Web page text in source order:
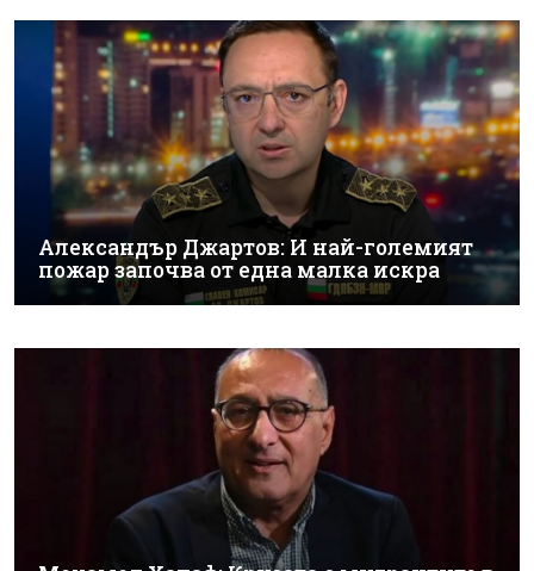
Александър Джартов: И най-големият
пожар започва от една малка искра